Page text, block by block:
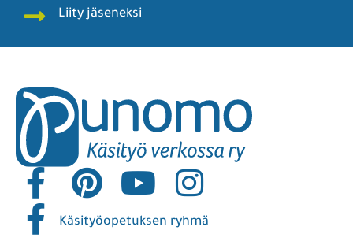
Liity jäseneksi
Käsityöopetuksen ryhmä